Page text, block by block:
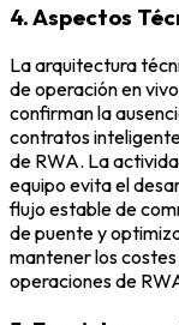
4. Aspectos
La arquitectura
de operación en
confirman la
contratos
de RWA. La
equipo evita el
flujo estable de
de puente y
mantener los
operaciones de